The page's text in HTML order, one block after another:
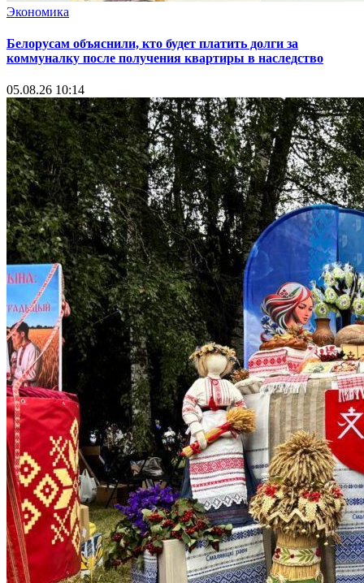
Экономика
Белорусам объяснили, кто будет платить долги за
коммуналку после получения квартиры в наследство
05.08.26 10:14